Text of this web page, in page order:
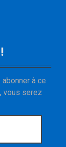
à ce
vous serez